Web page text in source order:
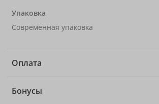
Упаковка
Современная упаковка
Оплата
Бонусы